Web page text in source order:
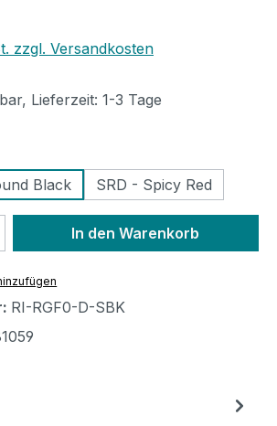
zzgl. Versandkosten
Lieferzeit: 1-3 Tage
Black
SRD - Spicy Red
Gib den
In den Warenkorb
RI-RGF0-D-SBK